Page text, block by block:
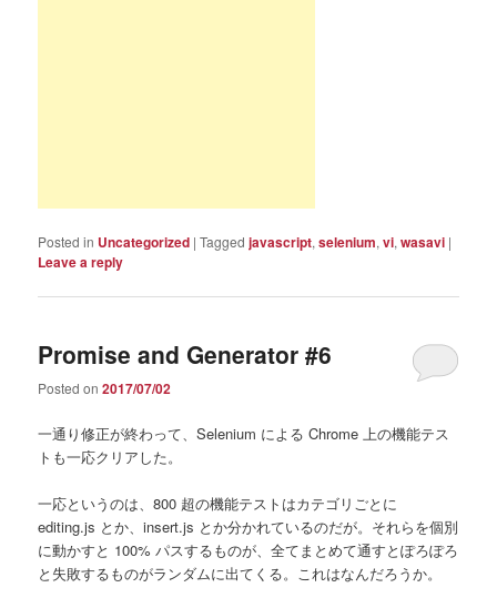
Posted in Uncategorized |Tagged javascript,selenium,vi,wasavi |
Leave a reply
Promise and Generator #6
Posted on2017/07/02
一通り修正が終わって、Selenium による Chrome 上の機能テス
トも一応クリアした。
一応というのは、800 超の機能テストはカテゴリごとに
editing.js とか、insert.js とか分かれているのだが。それらを個別
に動かすと 100% パスするものが、全てまとめて通すとぽろぽろ
と失敗するものがランダムに出てくる。これはなんだろうか。